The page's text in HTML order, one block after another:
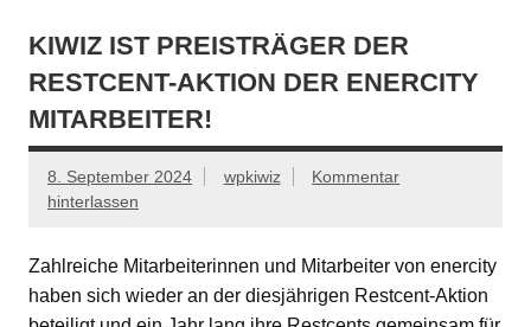
KIWIZ IST PREISTRÄGER DER
RESTCENT-AKTION DER ENERCITY
MITARBEITER!
8. September 2024 wpkiwiz
Kommentar
hinterlassen
Zahlreiche Mitarbeiterinnen und Mitarbeiter von enercity
haben sich wieder an der diesjährigen Restcent-Aktion